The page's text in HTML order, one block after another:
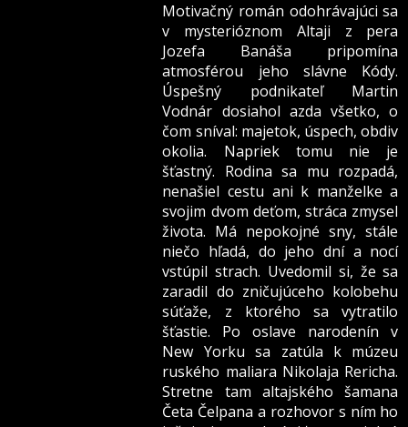
Motivačný román odohrávajúci sa
v mysterióznom Altaji z pera
Jozefa Banáša pripomína
atmosférou jeho slávne Kódy.
Úspešný podnikateľ Martin
Vodnár dosiahol azda všetko, o
čom sníval: majetok, úspech, obdiv
okolia. Napriek tomu nie je
šťastný. Rodina sa mu rozpadá,
nenašiel cestu ani k manželke a
svojim dvom deťom, stráca zmysel
života. Má nepokojné sny, stále
niečo hľadá, do jeho dní a nocí
vstúpil strach. Uvedomil si, že sa
zaradil do zničujúceho kolobehu
súťaže, z ktorého sa vytratilo
šťastie. Po oslave narodenín v
New Yorku sa zatúla k múzeu
ruského maliara Nikolaja Rericha.
Stretne tam altajského šamana
Četa Čelpana a rozhovor s ním ho